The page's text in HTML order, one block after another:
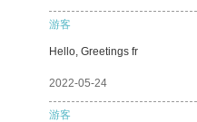
游客
Hello, Greetings fr
2022-05-24
游客